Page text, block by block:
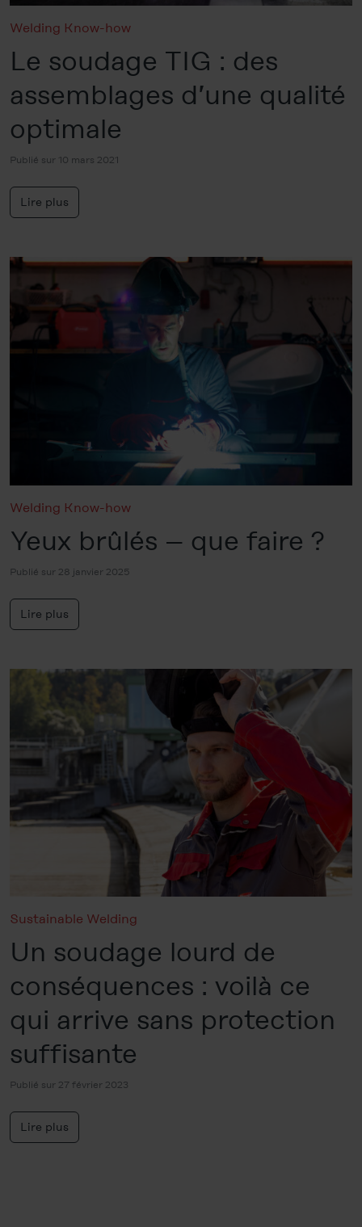
Welding Know-how
Le soudage TIG : des
assemblages d’une qualité
optimale
Publié sur 10 mars 2021
Lire plus
Welding Know-how
Yeux brûlés – que faire ?
Publié sur 28 janvier 2025
Lire plus
Sustainable Welding
Un soudage lourd de
conséquences : voilà ce
qui arrive sans protection
suffisante
Publié sur 27 février 2023
Lire plus